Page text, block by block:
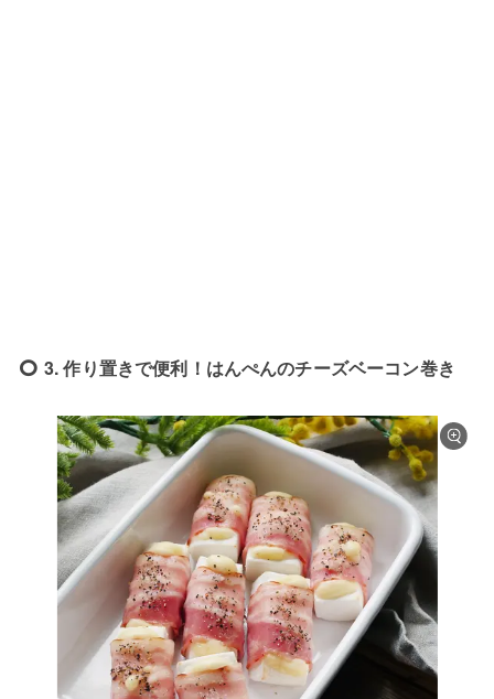
3. 作り置きで便利！はんぺんのチーズベーコン巻き